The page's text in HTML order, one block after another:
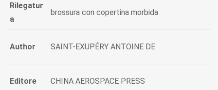
Rilegatur
a
brossura con copertina morbida
Author SAINT-EXUPÉRY ANTOINE DE
Editore CHINA AEROSPACE PRESS